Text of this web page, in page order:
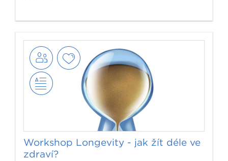
Workshop Longevity - jak žít déle ve
zdraví?